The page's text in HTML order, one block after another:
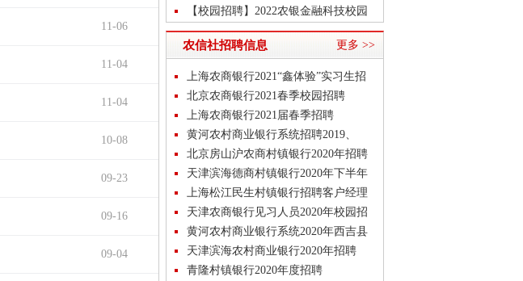
11-06
11-04
11-04
10-08
09-23
09-16
09-04
校园招聘公告
【校园招聘】2022农银金融科技校园
招聘公告
【梦想靠岸】2022招商银行福州分行
校招公告
【梦想靠岸】2022招商银行潍坊分行
校园招聘公告
【校园招聘】2022农行研发中心校招
岗位汇总公告
【校园招聘】2022农业银行年度校招
岗位汇总公告！
农信社招聘信息 更多 >>
上海农商银行2021“鑫体验”实习生招
聘 北京农商银行2021春季校园招聘
上海农商银行2021届春季招聘
黄河农村商业银行系统招聘2019、
2020届毕业生
北京房山沪农商村镇银行2020年招聘
天津滨海德商村镇银行2020年下半年
招聘上海松江民生村镇银行招聘客户经理
实习生
天津农商银行见习人员2020年校园招
聘 黄河农村商业银行系统2020年西吉县
就业扶贫专项招聘
天津滨海农村商业银行2020年招聘
青隆村镇银行2020年度招聘